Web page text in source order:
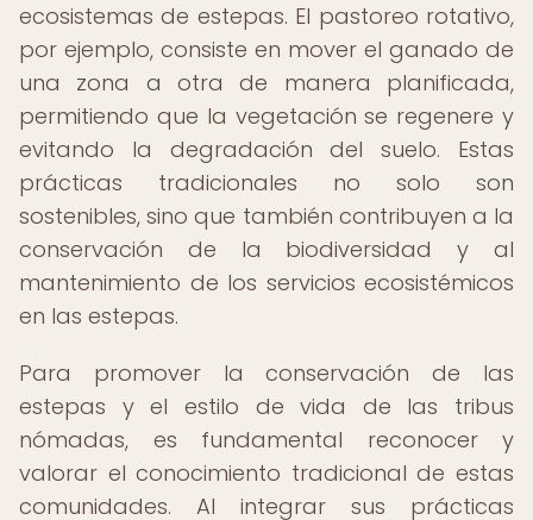
ecosistemas de estepas. El pastoreo rotativo,
por ejemplo, consiste en mover el ganado de
una zona a otra de manera planificada,
permitiendo que la vegetación se regenere y
evitando la degradación del suelo. Estas
prácticas tradicionales no solo son
sostenibles, sino que también contribuyen a la
conservación de la biodiversidad y al
mantenimiento de los servicios ecosistémicos
en las estepas.
Para promover la conservación de las
estepas y el estilo de vida de las tribus
nómadas, es fundamental reconocer y
valorar el conocimiento tradicional de estas
comunidades. Al integrar sus prácticas